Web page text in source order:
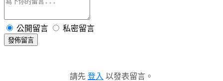
公開留言 私密留言
發佈留言
請先 登入 以發表留言。